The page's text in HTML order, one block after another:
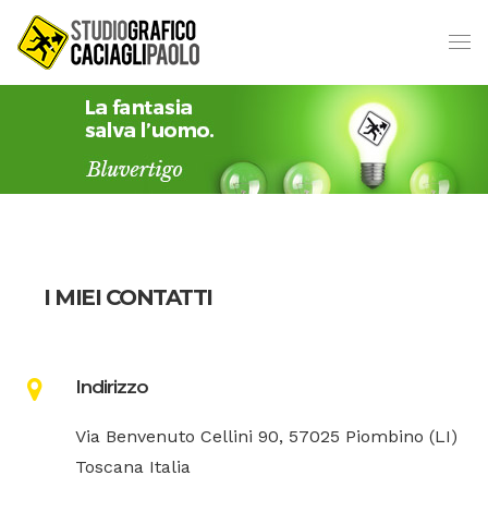
I MIEI CONTATTI
Indirizzo
Via Benvenuto Cellini 90, 57025 Piombino (LI)
Toscana Italia